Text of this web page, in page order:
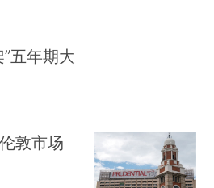
五年期大
敦市场